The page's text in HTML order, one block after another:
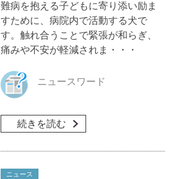
難病を抱える子どもに寄り添い励ま
すために、病院内で活動する犬で
す。触れ合うことで緊張が和らぎ、
痛みや不安が軽減されま・・・
ニュースワード
続きを読む
ニュース